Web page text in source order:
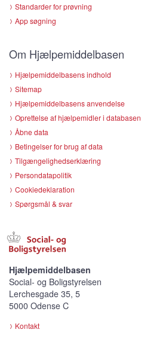
Standarder for prøvning
App søgning
Om Hjælpemiddelbasen
Hjælpemiddelbasens indhold
Sitemap
Hjælpemiddelbasens anvendelse
Oprettelse af hjælpemidler i databasen
Åbne data
Betingelser for brug af data
Tilgængelighedserklæring
Persondatapolitik
Cookiedeklaration
Spørgsmål & svar
Hjælpemiddelbasen
Social- og Boligstyrelsen
Lerchesgade 35, 5
5000 Odense C
Kontakt